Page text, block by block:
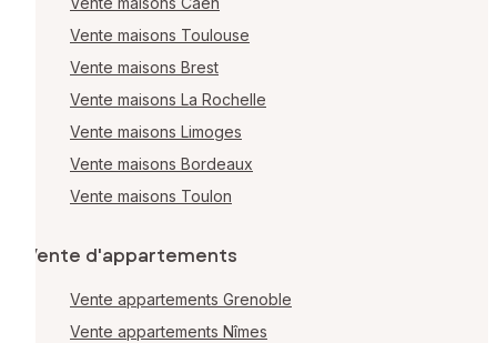
Vente maisons Toulouse
Vente maisons Brest
Vente maisons La Rochelle
Vente maisons Limoges
Vente maisons Bordeaux
Vente maisons Toulon
Vente d'appartements
Vente appartements Grenoble
Vente appartements Nîmes